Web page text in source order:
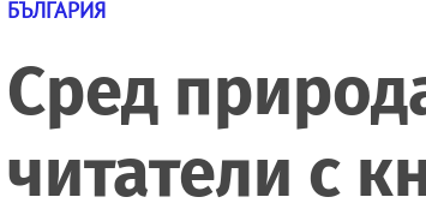
БЪЛГАРИЯ
Сред
читатели с